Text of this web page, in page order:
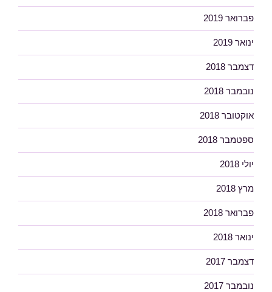
פברואר 2019
ינואר 2019
דצמבר 2018
נובמבר 2018
אוקטובר 2018
ספטמבר 2018
יולי 2018
מרץ 2018
פברואר 2018
ינואר 2018
דצמבר 2017
נובמבר 2017